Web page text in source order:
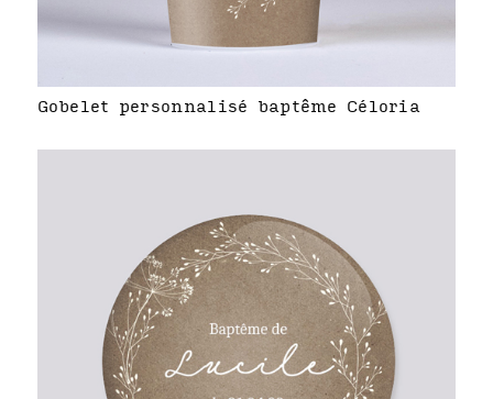
Gobelet personnalisé baptême Céloria